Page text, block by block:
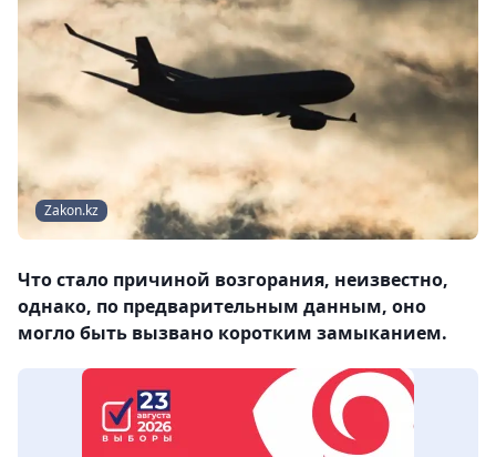
Zakon.kz
Что стало причиной возгорания, неизвестно,
однако, по предварительным данным, оно
могло быть вызвано коротким замыканием.